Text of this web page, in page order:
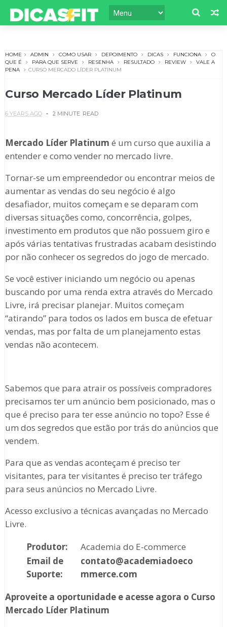
HOME ADMIN COMO USAR DEPOIMENTO DICAS FUNCIONA
O
QUE É
PARA QUE SERVE RESENHA RESULTADO REVIEW
VALE A
PENA
CURSO MERCADO LÍDER PLATINUM
Curso Mercado Líder Platinum
6 YEARS AGO 2 MINUTE READ
Mercado Líder Platinum é um curso que auxilia a
entender e como vender no mercado livre.
Tornar-se um empreendedor ou encontrar meios de
aumentar as vendas do seu negócio é algo
desafiador, muitos começam e se deparam com
diversas situações como, concorrência, golpes,
investimento em produtos que não possuem giro e
após várias tentativas frustradas acabam desistindo
por não conhecer os segredos do jogo de mercado.
Se você estiver iniciando um negócio ou apenas
buscando por uma renda extra através do Mercado
Livre, irá precisar planejar. Muitos começam
“atirando” para todos os lados em busca de efetuar
vendas, mas por falta de um planejamento estas
vendas não acontecem.
Sabemos que para atrair os possíveis compradores
precisamos ter um anúncio bem posicionado, mas o
que é preciso para ter esse anúncio no topo? Esse é
um dos segredos que estão por trás do anúncios que
vendem.
Para que as vendas aconteçam é preciso ter
visitantes, para ter visitantes é preciso ter tráfego
para seus anúncios no Mercado Livre.
Acesso exclusivo a técnicas avançadas no Mercado
Livre.
Produtor:
Academia do E-commerce
Email de
Suporte:
contato@academiadoeco
mmerce.com
Aproveite a oportunidade e acesse agora o Curso
Mercado Líder Platinum